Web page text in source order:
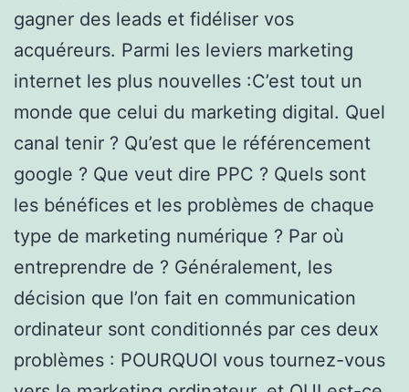
gagner des leads et fidéliser vos
acquéreurs. Parmi les leviers marketing
internet les plus nouvelles :C’est tout un
monde que celui du marketing digital. Quel
canal tenir ? Qu’est que le référencement
google ? Que veut dire PPC ? Quels sont
les bénéfices et les problèmes de chaque
type de marketing numérique ? Par où
entreprendre de ? Généralement, les
décision que l’on fait en communication
ordinateur sont conditionnés par ces deux
problèmes : POURQUOI vous tournez-vous